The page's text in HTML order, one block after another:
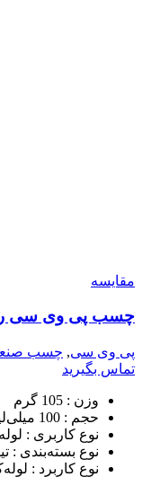
مقایسه
چسب پی وی سی
پی وی سی, چسب
تماس بگیرید
وزن : 105 گرم
حجم : 100 میلی‌لیتر
نوع کاربری :
نوع بسته‌بندی :
نوع کاربرد :